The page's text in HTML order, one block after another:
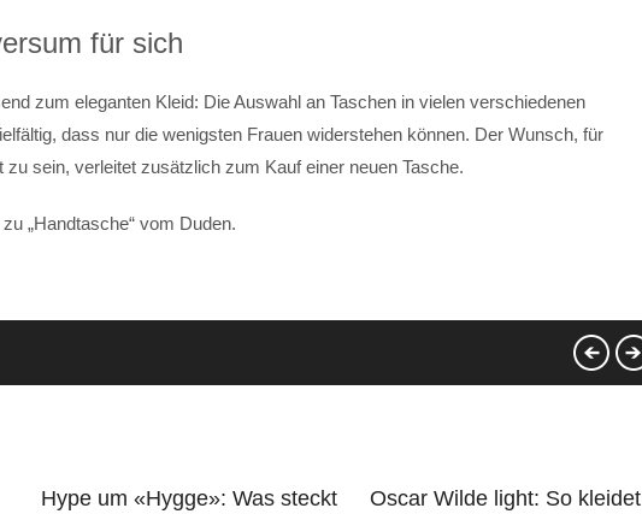
für sich
zum eleganten Kleid: Die Auswahl an Taschen in vielen verschiedenen
dass nur die wenigsten Frauen widerstehen können. Der Wunsch, für
sein, verleitet zusätzlich zum Kauf einer neuen Tasche.
„Handtasche“ vom Duden.
Hype um «Hygge»: Was steckt Oscar Wilde light: So kleidet